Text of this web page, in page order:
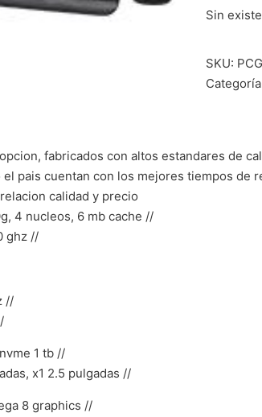
Sin
SKU:
fabricados con altos estandares de
pais cuentan con los mejores tiempos de
calidad y precio
4 nucleos, 6 mb cache //
ghz //
//
1 tb //
x1 2.5 pulgadas //
8 graphics //